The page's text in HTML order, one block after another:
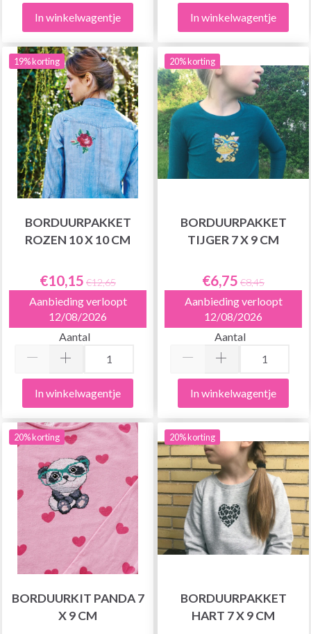
In winkelwagentje In winkelwagentje
19% korting
BORDUURPAKKET
ROZEN 10 X 10 CM
€10,15 €12,65
Aanbieding verloopt
12/08/2026
Aantal
In winkelwagentje
20% korting
BORDUURPAKKET
TIJGER 7 X 9 CM
€6,75 €8,45
Aanbieding verloopt
12/08/2026
Aantal
In winkelwagentje
20% korting
BORDUURKIT PANDA 7
X 9 CM
20% korting
BORDUURPAKKET
HART 7 X 9 CM